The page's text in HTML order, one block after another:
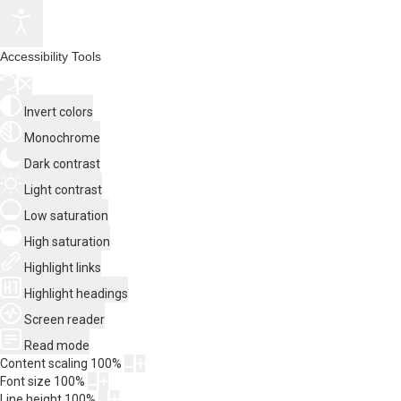
Accessibility Tools
Invert colors
Monochrome
Dark contrast
Light contrast
Low saturation
High saturation
Highlight links
Highlight headings
Screen reader
Read mode
Content scaling 100%
Font size 100%